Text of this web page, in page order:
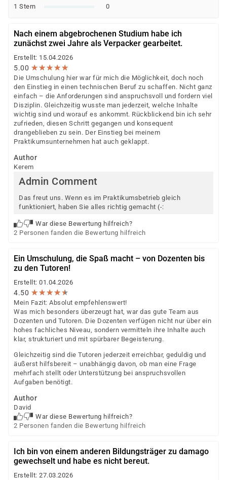
Arbeit)
Europäischer Sozialfonds (ESF)
Ob eine Förderung oder Kostenübernahme möglich ist,
entscheidet der jeweilige Kostenträger nach einer
individuellen Prüfung Ihrer persönlichen
Voraussetzungen und Förderfähigkeit.
1 Stern 0
Nach einem abgebrochenen Studium habe ich
zunächst zwei Jahre als Verpacker gearbeitet.
Erstellt: 15.04.2026
5.00 ★★★★★
★★★★★
Die Umschulung hier war für mich die Möglichkeit, doch noch
den Einstieg in einen technischen Beruf zu schaffen. Nicht ganz
einfach – die Anforderungen sind anspruchsvoll und fordern viel
Disziplin. Gleichzeitig wusste man jederzeit, welche Inhalte
wichtig sind und worauf es ankommt. Rückblickend bin ich sehr
zufrieden, diesen Schritt gegangen und konsequent
drangeblieben zu sein. Der Einstieg bei meinem
Praktikumsunternehmen hat auch geklappt.
Author
Kerem
Admin Comment
Das freut uns. Wenn es im Praktikumsbetrieb gleich
funktioniert, haben Sie alles richtig gemacht (-:
War diese Bewertung hilfreich?
2 Personen fanden die Bewertung hilfreich
Ein Umschulung, die Spaß macht – von Dozenten bis
zu den Tutoren!
Erstellt: 01.04.2026
4.50 ★★★★★
★★★★★
Mein Fazit: Absolut empfehlenswert!
Was mich besonders überzeugt hat, war das gute Team aus
Dozenten und Tutoren. Die Dozenten verfügen nicht nur über ein
hohes fachliches Niveau, sondern vermitteln ihre Inhalte auch
klar, strukturiert und mit spürbarer Begeisterung.
Gleichzeitig sind die Tutoren jederzeit erreichbar, geduldig und
äußerst hilfsbereit – unabhängig davon, ob man eine Frage
mehrfach stellt oder Unterstützung bei anspruchsvollen
Aufgaben benötigt.
Author
David
War diese Bewertung hilfreich?
2 Personen fanden die Bewertung hilfreich
Ich bin von einem anderen Bildungsträger zu damago
gewechselt und habe es nicht bereut.
Erstellt: 27.03.2026